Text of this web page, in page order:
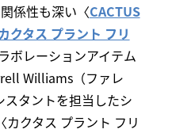
係性も深い〈CACTUS
クタス プラント フリ
ボレーションアイテム
Williams（ファレ
スタントを担当したシ
クタス プラント フリ